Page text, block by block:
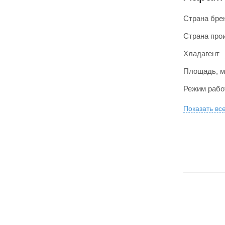
Страна
Страна
Хладагент
Площадь,
Режим
Показать все